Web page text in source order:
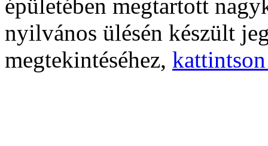
épületében megtartott
nyilvános ülésén készült
megtekintéséhez,